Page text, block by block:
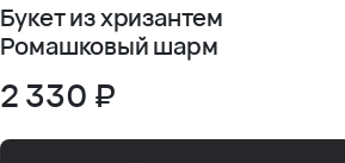
Букет из хризантем
Ромашковый шарм
2 330 ₽